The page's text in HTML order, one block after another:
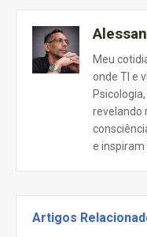
Meu
onde TI e
revelando
e inspiram
Artigos